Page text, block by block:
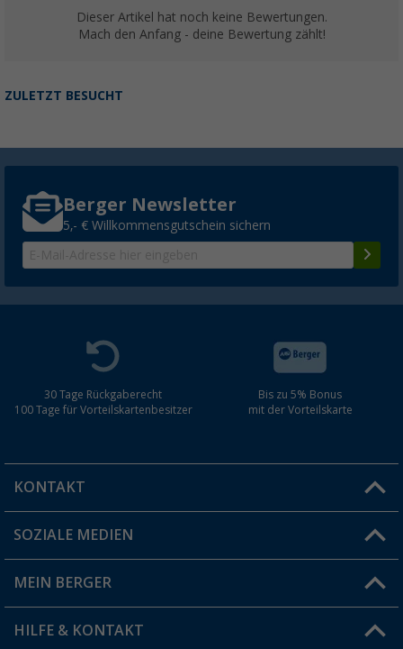
Dieser Artikel hat noch keine Bewertungen.
Mach den Anfang - deine Bewertung zählt!
ZULETZT BESUCHT
Berger Newsletter
5,- € Willkommensgutschein sichern
30 Tage Rückgaberecht
100 Tage für Vorteilskartenbesitzer
Bis zu 5% Bonus
mit der Vorteilskarte
KONTAKT
Du hast eine Frage?
Filiale finden
SOZIALE MEDIEN
MEIN BERGER
Vorteilskarte
HILFE & KONTAKT